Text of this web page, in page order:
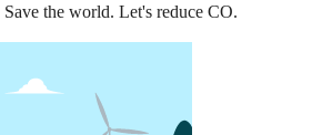
Save the world. Let's reduce CO.